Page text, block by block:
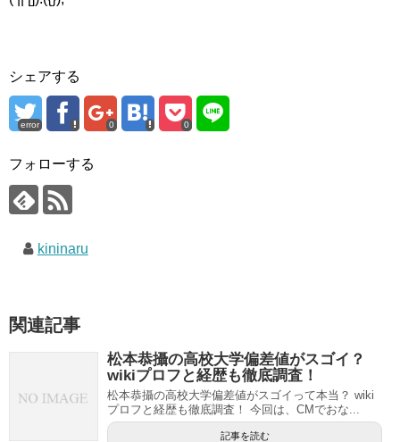
シェアする
error 0 0
フォローする
kininaru
関連記事
松本恭攝の高校大学偏差値がスゴイ？
wikiプロフと経歴も徹底調査！
松本恭攝の高校大学偏差値がスゴイって本当？ wiki
プロフと経歴も徹底調査！ 今回は、CMでおな...
記事を読む